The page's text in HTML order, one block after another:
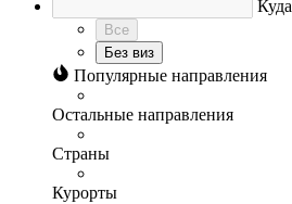
Куда
Все
Без виз
Популярные направления
Остальные направления
Страны
Курорты